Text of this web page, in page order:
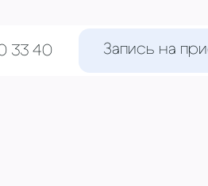
33 40 Запись на